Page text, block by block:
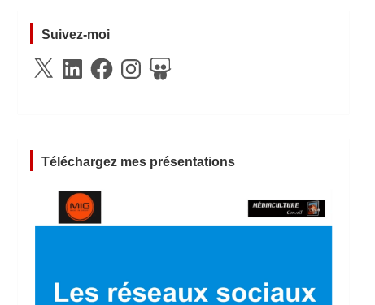
Suivez-moi
X
LinkedInFacebookInstagramSlideShare
Téléchargez mes présentations